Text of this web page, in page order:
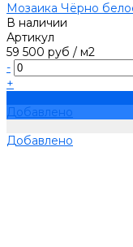
Мозаика Чёрно
В наличии
Артикул
59 500 руб / м2
-
+
Добавлено
Добавлено